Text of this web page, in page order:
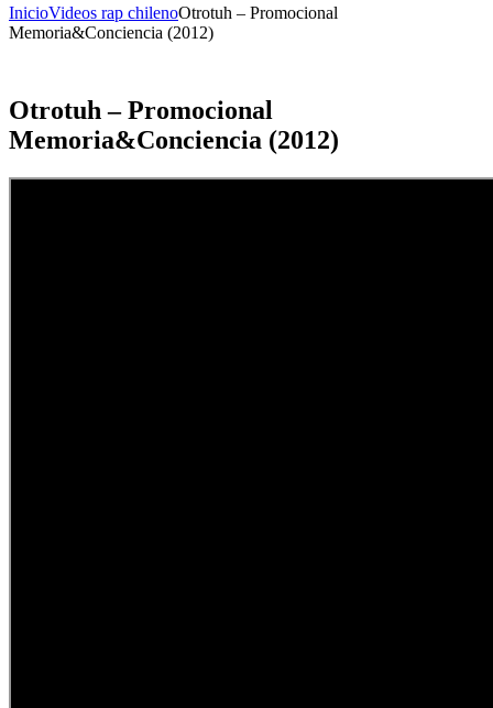
InicioVideos rap chilenoOtrotuh – Promocional
Memoria&Conciencia (2012)
Otrotuh – Promocional
Memoria&Conciencia (2012)